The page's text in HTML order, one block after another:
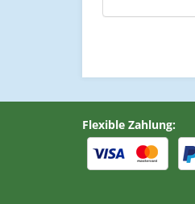
Flexible Zahlung: